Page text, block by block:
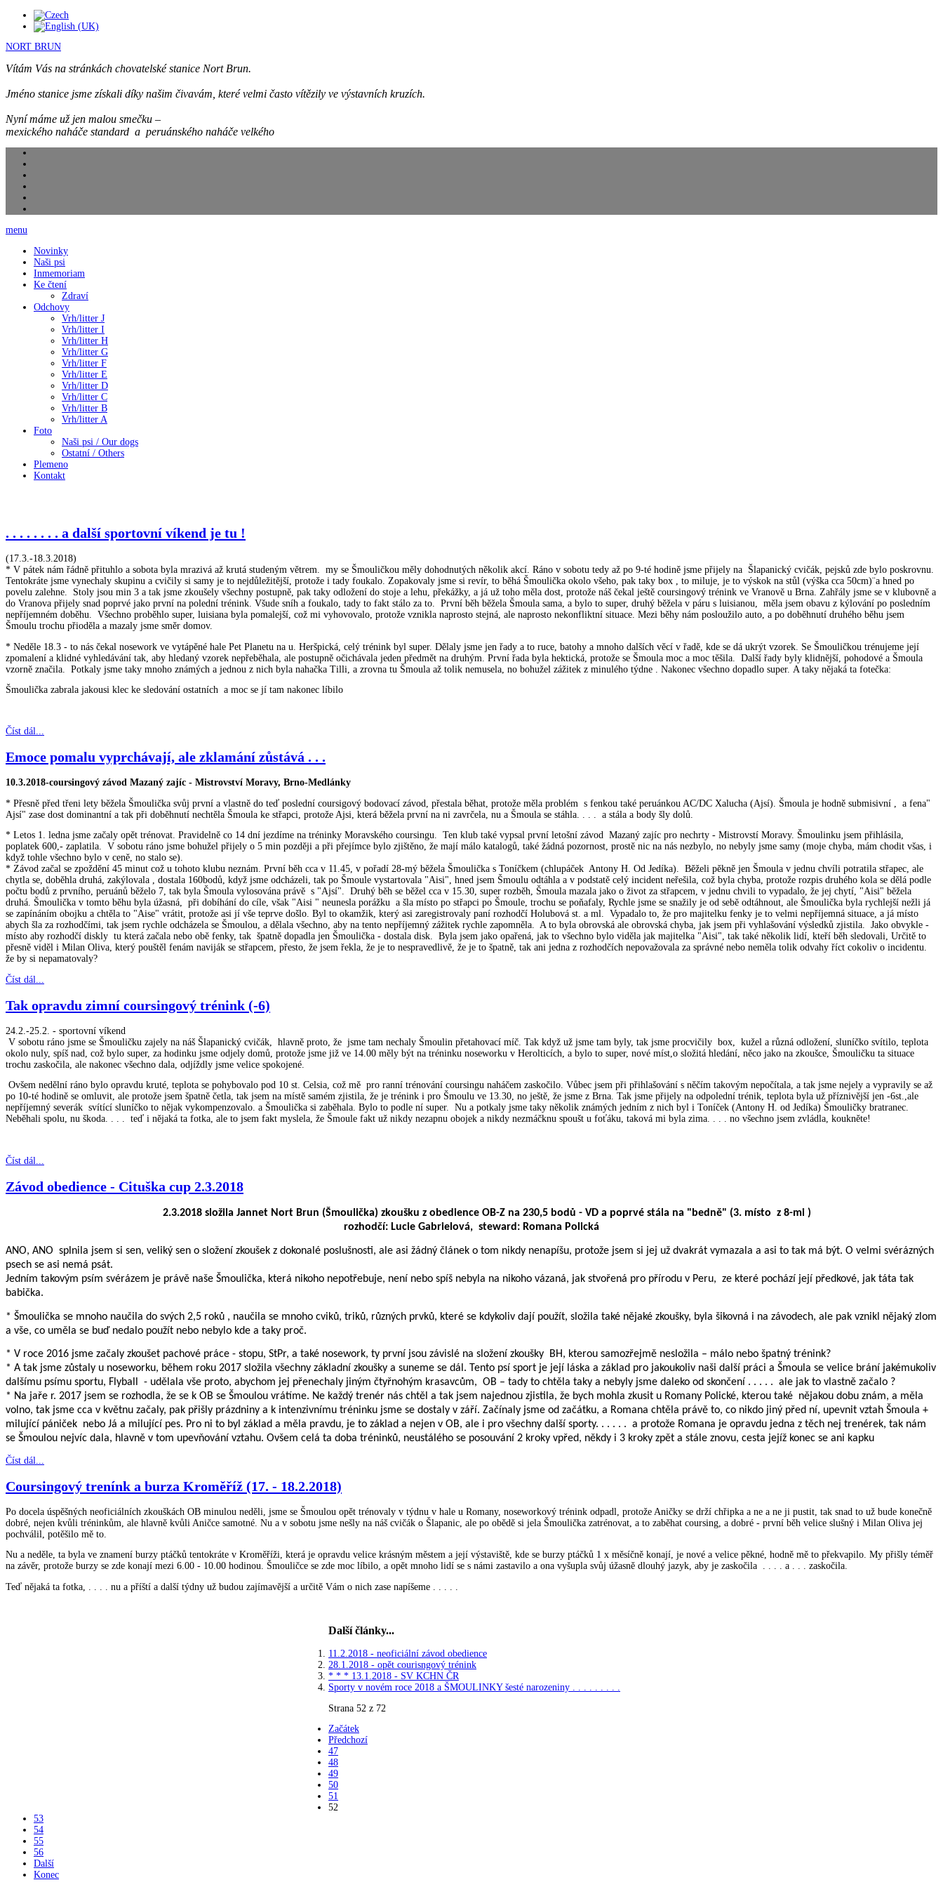
NORT BRUN
Vítám Vás na stránkách chovatelské stanice Nort Brun.
Jméno stanice jsme získali díky našim čivavám, které velmi často vítězily ve výstavních kruzích.
Nyní máme už jen malou smečku –
mexického naháče standard a peruánského naháče velkého
menu
Novinky
Naši psi
Inmemoriam
Ke čtení
Zdraví
Odchovy
Vrh/litter J
Vrh/litter I
Vrh/litter H
Vrh/litter G
Vrh/litter F
Vrh/litter E
Vrh/litter D
Vrh/litter C
Vrh/litter B
Vrh/litter A
Foto
Naši psi / Our dogs
Ostatní / Others
Plemeno
Kontakt
. . . . . . . . a další sportovní víkend je tu !
(17.3.-18.3.2018)
* V pátek nám řádně přituhlo a sobota byla mrazivá až krutá studeným větrem. my se Šmouličkou měly dohodnutých několik akcí. Ráno v sobotu tedy až po 9-té hodině jsme přijely na Šlapanický cvičák, pejsků zde bylo poskrovnu.
Tentokráte jsme vynechaly skupinu a cvičily si samy je to nejdůležitější, protože i tady foukalo. Zopakovaly jsme si revír, to běhá Šmoulička okolo všeho, pak taky box , to miluje, je to výskok na stůl (výška cca 50cm)¨a hned po
povelu zalehne. Stoly jsou min 3 a tak jsme zkoušely všechny postupně, pak taky odložení do stoje a lehu, překážky, a já už toho měla dost, protože náš čekal ještě coursingový trénink ve Vranově u Brna. Zahřály jsme se v klubovně a
do Vranova přijely snad poprvé jako první na polední trénink. Všude sníh a foukalo, tady to fakt stálo za to. První běh běžela Šmoula sama, a bylo to super, druhý běžela v páru s luisianou, měla jsem obavu z kýlování po posledním
nepříjemném doběhu. Všechno proběhlo super, luisiana byla pomalejší, což mi vyhovovalo, protože vznikla naprosto stejná, ale naprosto nekonfliktní situace. Mezi běhy nám posloužilo auto, a po doběhnutí druhého běhu jsem
Šmoulu trochu přioděla a mazaly jsme směr domov.
* Neděle 18.3 - to nás čekal nosework ve vytápěné hale Pet Planetu na u. Heršpická, celý trénink byl super. Dělaly jsme jen řady a to ruce, batohy a mnoho dalších věcí v řadě, kde se dá ukrýt vzorek. Se Šmouličkou trénujeme její
zpomalení a klidné vyhledávání tak, aby hledaný vzorek nepřeběhala, ale postupně očichávala jeden předmět na druhým. První řada byla hektická, protože se Šmoula moc a moc těšila. Další řady byly klidnější, pohodové a Šmoula
vzorně značila. Potkaly jsme taky mnoho známých a jednou z nich byla nahačka Tilli, a zrovna tu Šmoula až tolik nemusela, no bohužel zážitek z minulého týdne . Nakonec všechno dopadlo super. A taky nějaká ta fotečka:
Šmoulička zabrala jakousi klec ke sledování ostatních a moc se jí tam nakonec líbilo
Číst dál...
Emoce pomalu vyprchávají, ale zklamání zůstává . . .
10.3.2018-coursingový závod Mazaný zajíc - Mistrovství Moravy, Brno-Medlánky
* Přesně před třeni lety běžela Šmoulička svůj první a vlastně do teď poslední coursigový bodovací závod, přestala běhat, protože měla problém s fenkou také peruánkou AC/DC Xalucha (Ajsí). Šmoula je hodně submisivní , a fena"
Ajsí" zase dost dominantní a tak při doběhnutí nechtěla Šmoula ke střapci, protože Ajsi, která běžela první na ni zavrčela, nu a Šmoula se stáhla. . . . a stála a body šly dolů.
* Letos 1. ledna jsme začaly opět trénovat. Pravidelně co 14 dní jezdíme na tréninky Moravského coursingu. Ten klub také vypsal první letošní závod Mazaný zajíc pro nechrty - Mistrovstí Moravy. Šmoulinku jsem přihlásila,
poplatek 600,- zaplatila. V sobotu ráno jsme bohužel přijely o 5 min později a při přejímce bylo zjištěno, že mají málo katalogů, také žádná pozornost, prostě nic na nás nezbylo, no nebyly jsme samy (moje chyba, mám chodit všas, i
když tohle všechno bylo v ceně, no stalo se).
* Závod začal se zpoždění 45 minut což u tohoto klubu neznám. První běh cca v 11.45, v pořadí 28-mý běžela Šmoulička s Toníčkem (chlupáček Antony H. Od Jedíka). Běželi pěkně jen Šmoula v jednu chvíli potratila střapec, ale
chytla se, doběhla druhá, zakýlovala , dostala 160bodů, když jsme odcházeli, tak po Šmoule vystartovala "Aisi", hned jsem Šmoulu odtáhla a v podstatě celý incident neřešila, což byla chyba, protože rozpis druhého kola se dělá podle
počtu bodů z prvního, peruánů běželo 7, tak byla Šmoula vylosována právě s "Ajsí". Druhý běh se běžel cca v 15.30, super rozběh, Šmoula mazala jako o život za střapcem, v jednu chvili to vypadalo, že jej chytí, "Aisi" běžela
druhá. Šmoulička v tomto běhu byla úžasná, při dobíhání do cíle, však "Aisi " neunesla porážku a šla místo po střapci po Šmoule, trochu se poňafaly, Rychle jsme se snažily je od sebě odtáhnout, ale Šmoulička byla rychlejší nežli já
se zapínáním obojku a chtěla to "Aise" vrátit, protože asi jí vše teprve došlo. Byl to okamžik, který asi zaregistrovaly paní rozhodčí Holubová st. a ml. Vypadalo to, že pro majitelku fenky je to velmi nepříjemná situace, a já místo
abych šla za rozhodčími, tak jsem rychle odcházela se Šmoulou, a dělala všechno, aby na tento nepříjemný zážitek rychle zapomněla. A to byla obrovská ale obrovská chyba, jak jsem při vyhlašování výsledků zjistila. Jako obvykle -
místo aby rozhodčí diskly tu která začala nebo obě fenky, tak špatně dopadla jen Šmoulička - dostala disk. Byla jsem jako opařená, jak to všechno bylo viděla jak majitelka "Aisi", tak také několik lidí, kteří běh sledovali, Určitě to
přesně viděl i Milan Oliva, který pouštěl fenám naviják se střapcem, přesto, že jsem řekla, že je to nespravedlivě, že je to špatně, tak ani jedna z rozhodčích nepovažovala za správné nebo neměla tolik odvahy říct cokoliv o incidentu.
že by si nepamatovaly?
Číst dál...
Tak opravdu zimní coursingový trénink (-6)
24.2.-25.2. - sportovní víkend
V sobotu ráno jsme se Šmouličku zajely na náš Šlapanický cvičák, hlavně proto, že jsme tam nechaly Šmoulin přetahovací míč. Tak když už jsme tam byly, tak jsme procvičily box, kužel a různá odložení, sluníčko svítilo, teplota
okolo nuly, spíš nad, což bylo super, za hodinku jsme odjely domů, protože jsme již ve 14.00 měly být na tréninku noseworku v Herolticích, a bylo to super, nové míst,o složitá hledání, něco jako na zkoušce, Šmouličku ta situace
trochu zaskočila, ale nakonec všechno dala, odjíždly jsme velice spokojené.
Ovšem nedělní ráno bylo opravdu kruté, teplota se pohybovalo pod 10 st. Celsia, což mě pro ranní trénování coursingu naháčem zaskočilo. Vůbec jsem při přihlašování s něčím takovým nepočítala, a tak jsme nejely a vypravily se až
po 10-té hodině se omluvit, ale protože jsem špatně četla, tak jsem na místě samém zjistila, že je trénink i pro Šmoulu ve 13.30, no ještě, že jsme z Brna. Tak jsme přijely na odpolední trénik, teplota byla už příznivější jen -6st.,ale
nepříjemný severák svítící sluníčko to nějak vykompenzovalo. a Šmoulička si zaběhala. Bylo to podle ní super. Nu a potkaly jsme taky několik známých jedním z nich byl i Toníček (Antony H. od Jedíka) Šmouličky bratranec.
Neběhali spolu, nu škoda. . . . teď i nějaká ta fotka, ale to jsem fakt myslela, že Šmoule fakt už nikdy nezapnu obojek a nikdy nezmáčknu spoušt u foťáku, taková mi byla zima. . . . no všechno jsem zvládla, koukněte!
Číst dál...
Závod obedience - Cituška cup 2.3.2018
2.3.2018 složila Jannet Nort Brun (Šmoulička) zkoušku z obedience OB-Z na 230,5 bodů - VD a poprvé stála na "bedně" (3. místo z 8-mi )
rozhodčí: Lucie Gabrielová, steward: Romana Polická
ANO, ANO splnila jsem si sen, veliký sen o složení zkoušek z dokonalé poslušnosti, ale asi žádný článek o tom nikdy nenapíšu, protože jsem si jej už dvakrát vymazala a asi to tak má být. O velmi svérázných
psech se asi nemá psát.
Jedním takovým psím svérázem je právě naše Šmoulička, která nikoho nepotřebuje, není nebo spíš nebyla na nikoho vázaná, jak stvořená pro přírodu v Peru, ze které pochází její předkové, jak táta tak
babička.
* Šmoulička se mnoho naučila do svých 2,5 roků , naučila se mnoho cviků, triků, různých prvků, které se kdykoliv dají použít, složila také nějaké zkoušky, byla šikovná i na závodech, ale pak vznikl nějaký zlom
a vše, co uměla se buď nedalo použít nebo nebylo kde a taky proč.
* V roce 2016 jsme začaly zkoušet pachové práce - stopu, StPr, a také nosework, ty první jsou závislé na složení zkoušky BH, kterou samozřejmě nesložila – málo nebo špatný trénink?
* A tak jsme zůstaly u noseworku, během roku 2017 složila všechny základní zkoušky a suneme se dál. Tento psí sport je její láska a základ pro jakoukoliv naši další práci a Šmoula se velice brání jakémukoliv
dalšímu psímu sportu, Flyball - udělala vše proto, abychom jej přenechaly jiným čtyřnohým krasavcům, OB – tady to chtěla taky a nebyly jsme daleko od skončení . . . . . ale jak to vlastně začalo ?
* Na jaře r. 2017 jsem se rozhodla, že se k OB se Šmoulou vrátíme. Ne každý trenér nás chtěl a tak jsem najednou zjistila, že bych mohla zkusit u Romany Polické, kterou také nějakou dobu znám, a měla
volno, tak jsme cca v květnu začaly, pak přišly prázdniny a k intenzivnímu tréninku jsme se dostaly v září. Začínaly jsme od začátku, a Romana chtěla právě to, co nikdo jiný před ní, upevnit vztah Šmoula +
milující pániček nebo Já a milující pes. Pro ni to byl základ a měla pravdu, je to základ a nejen v OB, ale i pro všechny další sporty. . . . . . a protože Romana je opravdu jedna z těch nej trenérek, tak nám
se Šmoulou nejvíc dala, hlavně v tom upevňování vztahu. Ovšem celá ta doba tréninků, neustálého se posouvání 2 kroky vpřed, někdy i 3 kroky zpět a stále znovu, cesta jejíž konec se ani kapku
Číst dál...
Coursingový trenínk a burza Kroměříž (17. - 18.2.2018)
Po docela úspěšných neoficiálních zkouškách OB minulou neděli, jsme se Šmoulou opět trénovaly v týdnu v hale u Romany, noseworkový trénink odpadl, protože Aničky se drží chřipka a ne a ne ji pustit, tak snad to už bude konečně
dobré, nejen kvůli tréninkům, ale hlavně kvůli Aničce samotné. Nu a v sobotu jsme nešly na náš cvičák o Šlapanic, ale po obědě si jela Šmoulička zatrénovat, a to zaběhat coursing, a dobré - první běh velice slušný i Milan Oliva jej
pochválil, potěšilo mě to.
Nu a neděle, ta byla ve znamení burzy ptáčků tentokráte v Kroměříži, která je opravdu velice krásným městem a její výstaviště, kde se burzy ptáčků 1 x měsíčně konají, je nové a velice pěkné, hodně mě to překvapilo. My přišly téměř
na závěr, protože burzy se zde konají mezi 6.00 - 10.00 hodinou. Šmouličce se zde moc líbilo, a opět mnoho lidí se s námi zastavilo a ona vyšupla svůj úžasně dlouhý jazyk, aby je zaskočila . . . . a . . . zaskočila.
Teď nějaká ta fotka, . . . . nu a příští a další týdny už budou zajímavější a určitě Vám o nich zase napíšeme . . . . .
Další články...
11.2.2018 - neoficiální závod obedience
28.1.2018 - opět courisngový trénink
* * * 13.1.2018 - SV KCHN ČR
Sporty v novém roce 2018 a ŠMOULINKY šesté narozeniny . . . . . . . . .
Strana 52 z 72
Začátek
Předchozí
47
48
49
50
51
52
53
54
55
56
Další
Konec